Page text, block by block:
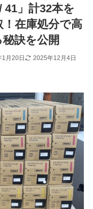
41」計32本を
在庫処分で高
訣を公開
月20日 2025年12月4日